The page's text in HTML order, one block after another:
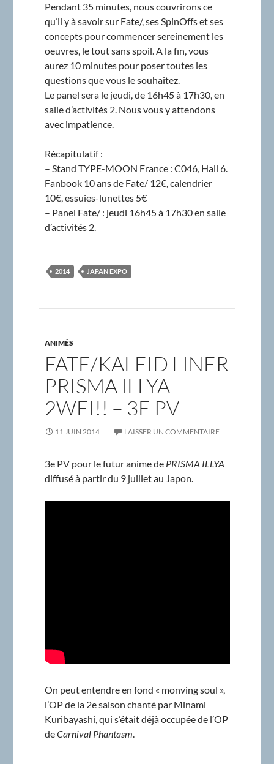
Pendant 35 minutes, nous couvrirons ce
qu’il y à savoir sur Fate/, ses SpinOffs et ses
concepts pour commencer sereinement les
oeuvres, le tout sans spoil. A la fin, vous
aurez 10 minutes pour poser toutes les
questions que vous le souhaitez.
Le panel sera le jeudi, de 16h45 à 17h30, en
salle d’activités 2. Nous vous y attendons
avec impatience.
Récapitulatif :
– Stand TYPE-MOON France : C046, Hall 6.
Fanbook 10 ans de Fate/ 12€, calendrier
10€, essuies-lunettes 5€
– Panel Fate/ : jeudi 16h45 à 17h30 en salle
d’activités 2.
2014 JAPAN EXPO
ANIMÉS
FATE/KALEID LINER
PRISMA ILLYA
2WEI!! – 3E PV
11 JUIN 2014 LAISSER UN COMMENTAIRE
3e PV pour le futur anime de PRISMA ILLYA
diffusé à partir du 9 juillet au Japon.
On peut entendre en fond « monving soul »,
l’OP de la 2e saison chanté par Minami
Kuribayashi, qui s’était déjà occupée de l’OP
deCarnival Phantasm.